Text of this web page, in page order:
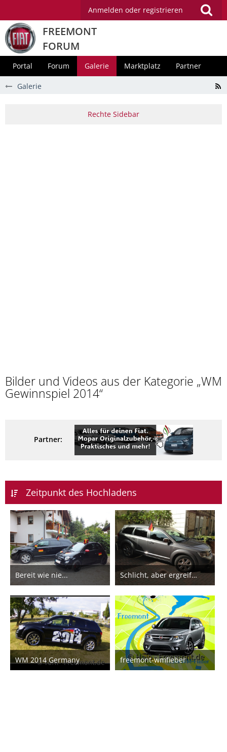
Anmelden oder registrieren
FREEMONT
FORUM
Portal Forum Galerie Marktplatz Partner
Galerie
Bilder und Videos aus der Kategorie „WM
Gewinnspiel 2014“
Partner:
Zeitpunkt des Hochladens
Bereit wie nie...
10. Juli 2014
Schlicht, aber ergreifend!
4. Juli 2014
WM 2014 Germany
30. Juni 2014
freemont-wmfieber
12. Juni 2014